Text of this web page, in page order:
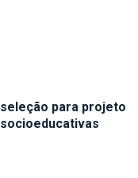
para projeto